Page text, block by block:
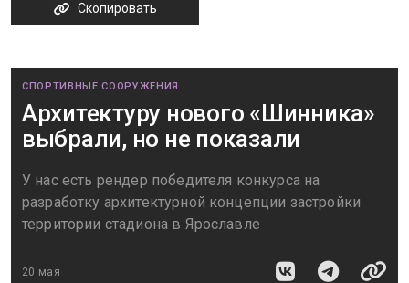
Скопировать
СПОРТИВНЫЕ СООРУЖЕНИЯ
Архитектуру нового «Шинника»
выбрали, но не показали
У нас есть рендер победителя конкурса на
разработку архитектурной концепции застройки
территории стадиона в Ярославле
20 мая